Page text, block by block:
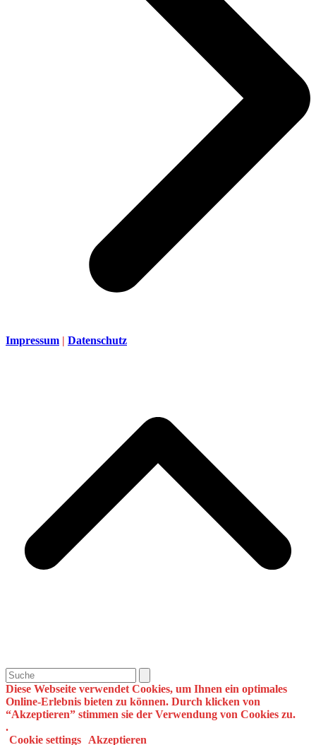
Impressum | Datenschutz
Search
Diese Webseite verwendet Cookies, um Ihnen ein optimales
Online-Erlebnis bieten zu können. Durch klicken von
“Akzeptieren” stimmen sie der Verwendung von Cookies zu.
.
Cookie settings
Akzeptieren